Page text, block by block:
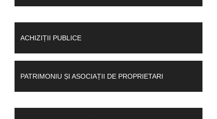
ACHIZIȚII PUBLICE
PATRIMONIU ȘI ASOCIAȚII DE PROPRIETARI